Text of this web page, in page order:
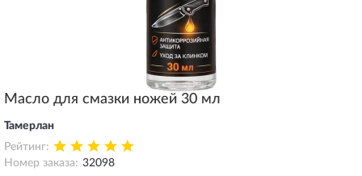
Масло для смазки ножей 30 мл
Тамерлан
Рейтинг:
Номер заказа: 32098